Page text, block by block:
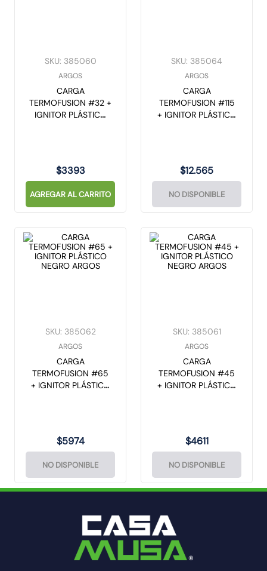
SKU: 385060
ARGOS
CARGA
TERMOFUSION #32 +
IGNITOR PLÁSTICO
$3393
AGREGAR AL CARRITO
SKU: 385064
ARGOS
CARGA
TERMOFUSION #115
+ IGNITOR PLÁSTICO
$12.565
NO DISPONIBLE
SKU: 385062
ARGOS
CARGA
TERMOFUSION #65
+ IGNITOR PLÁSTICO
$5974
NO DISPONIBLE
SKU: 385061
ARGOS
CARGA
TERMOFUSION #45
+ IGNITOR PLÁSTICO
$4611
NO DISPONIBLE